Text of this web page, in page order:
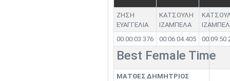
ΖΗΣΗ
ΕΥΑΓΓΕΛΙΑ
ΚΑΤΣΟΥΛΗ
ΙΖΑΜΠΕΛΑ
00:00:03.376
00:06:04.405
Best Female Time
ΜΑΤΘΕΣ ΔΗΜΗΤΡΙΟΣ